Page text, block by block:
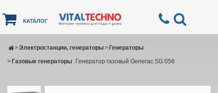
КАТАЛОГ
Электростанции, генераторы
> Генераторы
>
Газовые генераторы
> Генератор газовый Generac SG 056